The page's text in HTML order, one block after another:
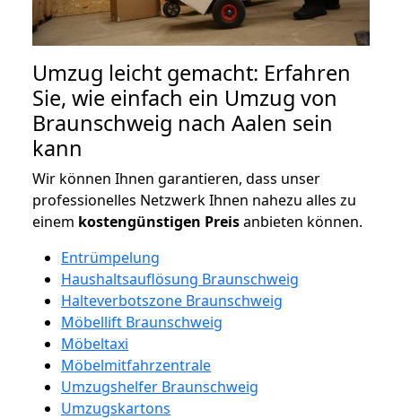
Umzug leicht gemacht: Erfahren
Sie, wie einfach ein Umzug von
Braunschweig nach Aalen sein
kann
Wir können Ihnen garantieren, dass unser
professionelles Netzwerk Ihnen nahezu alles zu
einem kostengünstigen Preisanbieten können.
Entrümpelung
Haushaltsauflösung Braunschweig
Halteverbotszone Braunschweig
Möbellift Braunschweig
Möbeltaxi
Möbelmitfahrzentrale
Umzugshelfer Braunschweig
Umzugskartons